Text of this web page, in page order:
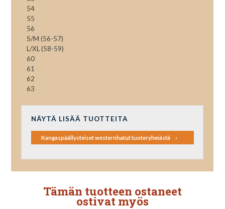
54
55
56
S/M (56-57)
L/XL (58-59)
60
61
62
63
NÄYTÄ LISÄÄ TUOTTEITA
Kangaspäällysteiset westernhatut tuoteryhmästä
Tämän tuotteen ostaneet
ostivat myös